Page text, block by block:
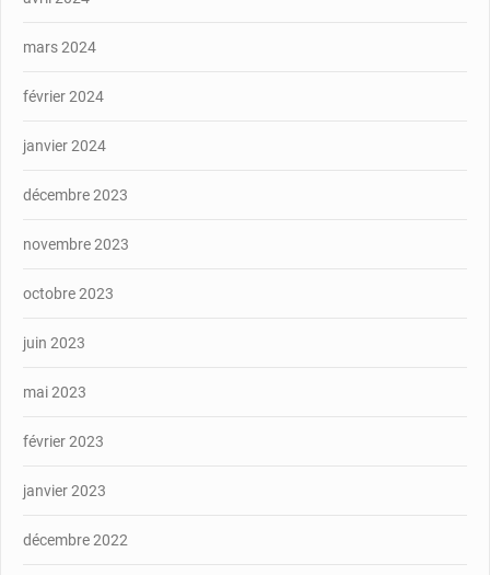
mars 2024
février 2024
janvier 2024
décembre 2023
novembre 2023
octobre 2023
juin 2023
mai 2023
février 2023
janvier 2023
décembre 2022